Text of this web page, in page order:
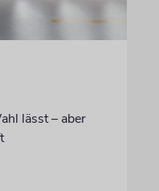
lässt – aber